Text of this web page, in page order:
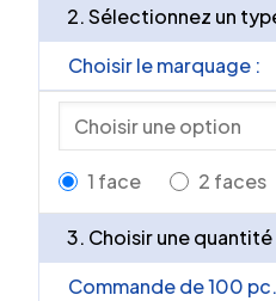
2. Sélectionnez un
Choisir le marquage :
1 face 2 faces
3. Choisir une quantité
Commande de 100